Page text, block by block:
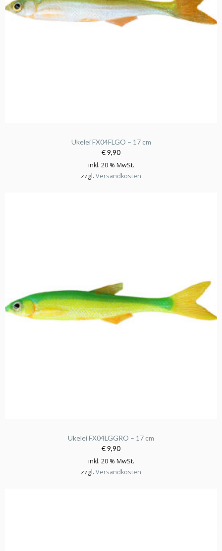
Ukelei FX04FLGO – 17 cm
€ 9,90
inkl. 20 % MwSt.
zzgl. Versandkosten
Ukelei FX04LGGRO – 17 cm
€ 9,90
inkl. 20 % MwSt.
zzgl. Versandkosten